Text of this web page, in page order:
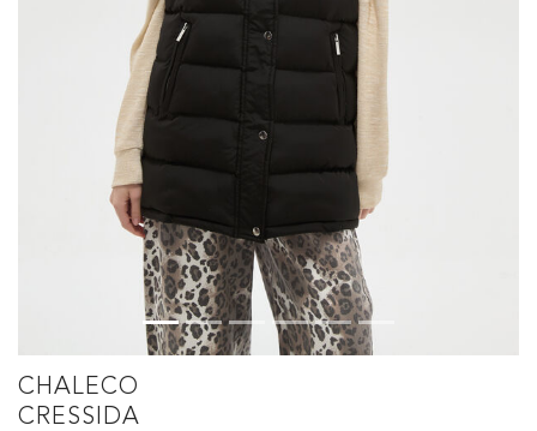
CHALECO
CRESSIDA